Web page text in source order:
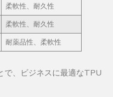
柔軟性、耐久性
柔軟性、耐久性
耐薬品性、柔軟性
で、ビジネスに最適なTPU